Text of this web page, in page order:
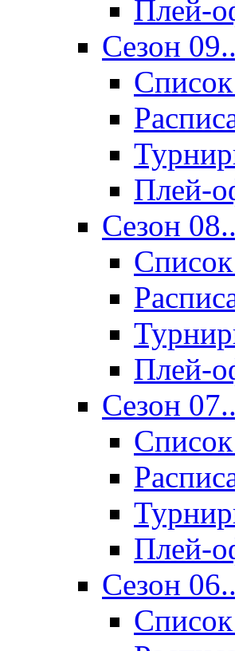
Плей-
Сезон
Плей-
Сезон
Плей-
Сезон
Плей-
Сезон